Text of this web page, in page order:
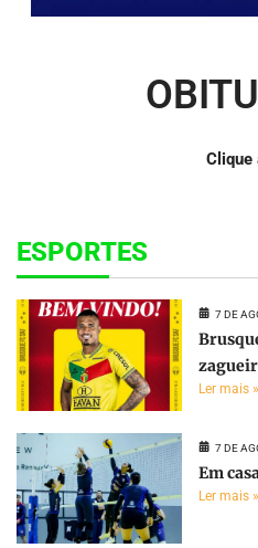
Clique
ESPORTES
7 DE
Ler mais »
7 DE
Em
Ler mais »